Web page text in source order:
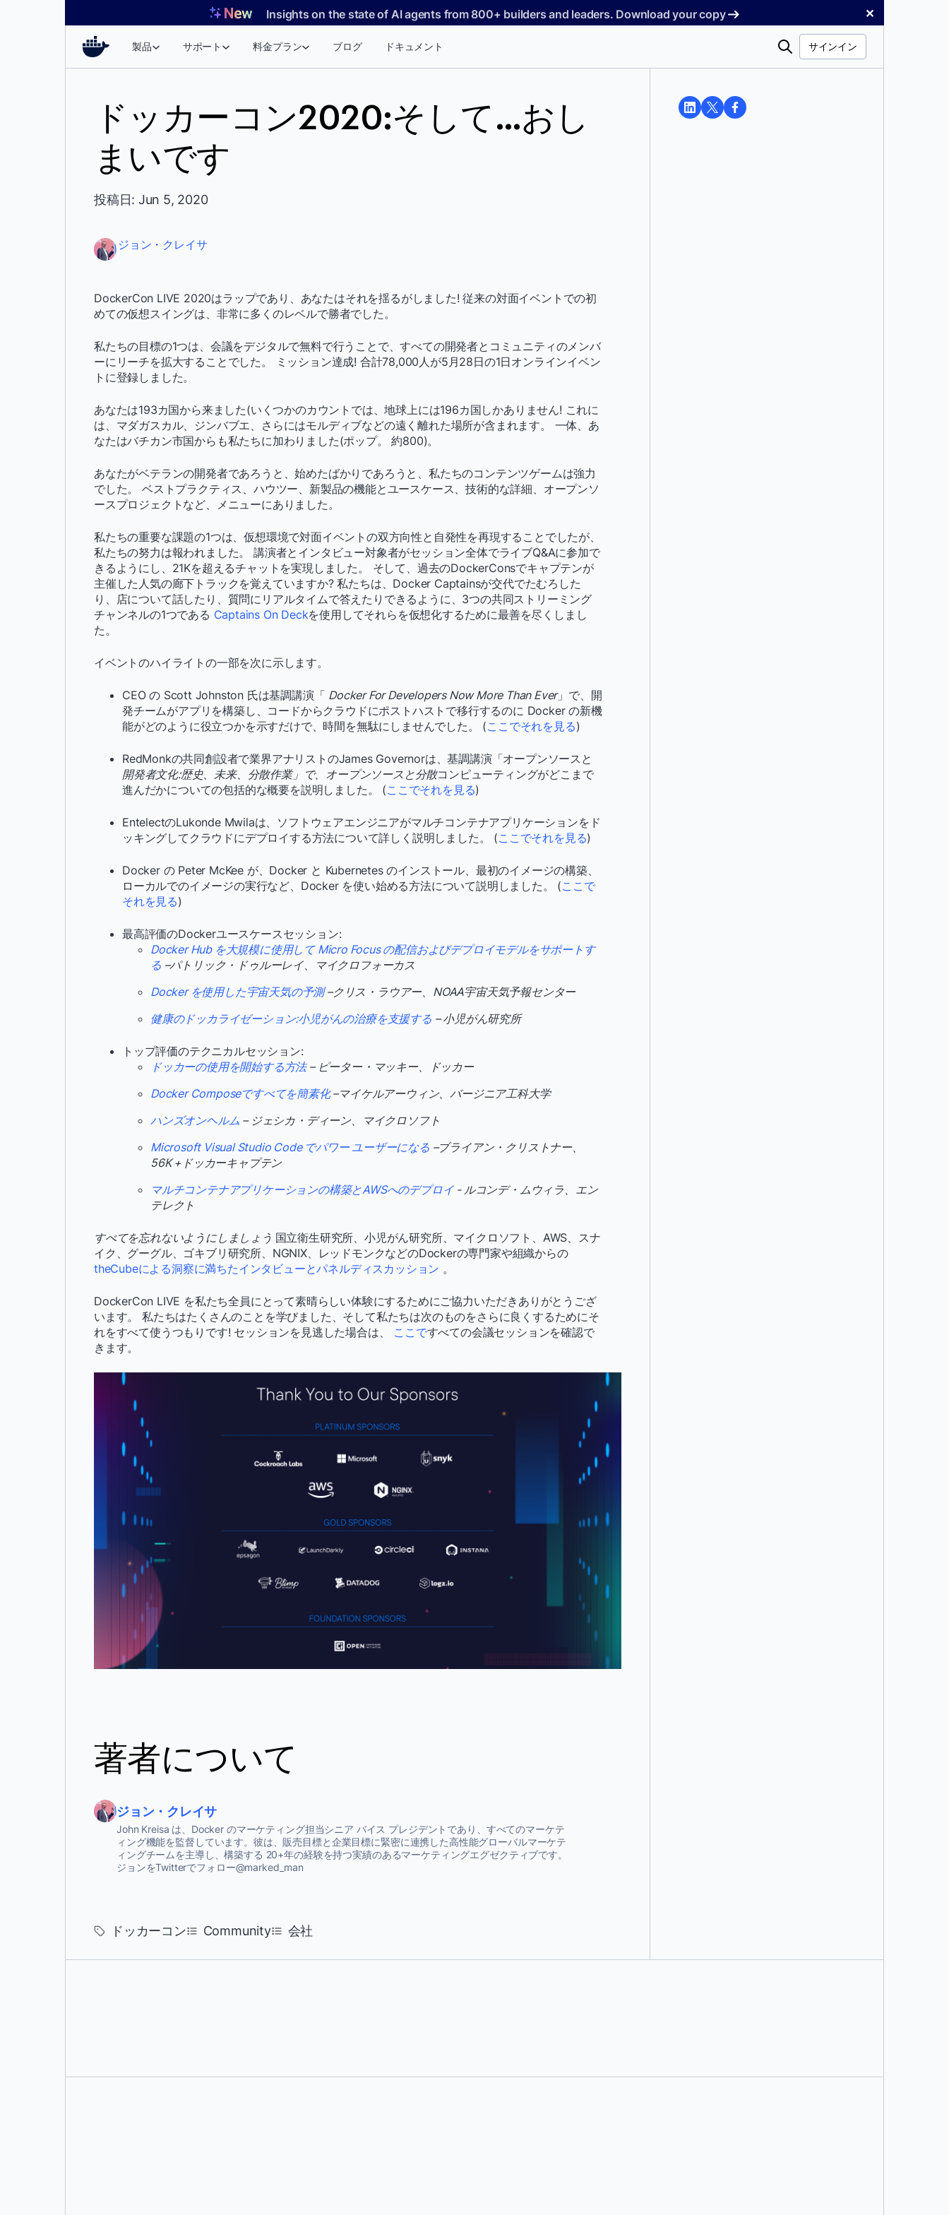
Insights on the state of AI agents from 800+ builders and leaders. Download your copy ✕
製品 サポート 料金プラン ブログ ドキュメント
検
サインイン
ドッカーコン2020:そして...おし
まいです
投稿日: Jun 5, 2020
ジョン・クレイサ
DockerCon LIVE 2020はラップであり、あなたはそれを揺るがしました! 従来の対面イベントでの初
めての仮想スイングは、非常に多くのレベルで勝者でした。
私たちの目標の1つは、会議をデジタルで無料で行うことで、すべての開発者とコミュニティのメンバ
ーにリーチを拡大することでした。 ミッション達成! 合計78,000人が5月28日の1日オンラインイベン
トに登録しました。
あなたは193カ国から来ました(いくつかのカウントでは、地球上には196カ国しかありません! これに
は、マダガスカル、ジンバブエ、さらにはモルディブなどの遠く離れた場所が含まれます。 一体、あ
なたはバチカン市国からも私たちに加わりました(ポップ。 約800)。
あなたがベテランの開発者であろうと、始めたばかりであろうと、私たちのコンテンツゲームは強力
でした。 ベストプラクティス、ハウツー、新製品の機能とユースケース、技術的な詳細、オープンソ
ースプロジェクトなど、メニューにありました。
私たちの重要な課題の1つは、仮想環境で対面イベントの双方向性と自発性を再現することでしたが、
私たちの努力は報われました。 講演者とインタビュー対象者がセッション全体でライブQ&Aに参加で
きるようにし、21Kを超えるチャットを実現しました。 そして、過去のDockerConsでキャプテンが
主催した人気の廊下トラックを覚えていますか? 私たちは、Docker Captainsが交代でたむろした
り、店について話したり、質問にリアルタイムで答えたりできるように、3つの共同ストリーミング
チャンネルの1つである Captains On Deckを使用してそれらを仮想化するために最善を尽くしまし
た。
イベントのハイライトの一部を次に示します。
CEO の Scott Johnston 氏は基調講演「 Docker For Developers Now More Than Ever」で、開
発チームがアプリを構築し、コードからクラウドにポストハストで移行するのに Docker の新機
能がどのように役立つかを示すだけで、時間を無駄にしませんでした。 (ここでそれを見る)
RedMonkの共同創設者で業界アナリストのJames Governorは、基調講演「オープンソースと
開発者文化:歴史、未来、分散作業」で、オープンソースと分散コンピューティングがどこまで
進んだかについての包括的な概要を説明しました。 (ここでそれを見る)
EntelectのLukonde Mwilaは、ソフトウェアエンジニアがマルチコンテナアプリケーションをド
ッキングしてクラウドにデプロイする方法について詳しく説明しました。 (ここでそれを見る)
Docker の Peter McKee が、Docker と Kubernetes のインストール、最初のイメージの構築、
ローカルでのイメージの実行など、Docker を使い始める方法について説明しました。 (ここで
それを見る)
最高評価のDockerユースケースセッション:
Docker Hub を大規模に使用して Micro Focus の配信およびデプロイモデルをサポートす
る –パトリック・ドゥルーレイ、マイクロフォーカス
Docker を使用した宇宙天気の予測–クリス・ラウアー、NOAA宇宙天気予報センター
健康のドッカライゼーション:小児がんの治療を支援する – 小児がん研究所
トップ評価のテクニカルセッション:
ドッカーの使用を開始する方法– ピーター・マッキー、ドッカー
Docker Composeですべてを簡素化–マイケルアーウィン、バージニア工科大学
ハンズオンヘルム – ジェシカ・ディーン、マイクロソフト
Microsoft Visual Studio Code でパワー ユーザーになる –ブライアン・クリストナー、
56K +ドッカーキャプテン
マルチコンテナアプリケーションの構築とAWSへのデプロイ- ルコンデ・ムウィラ、エン
テレクト
すべてを忘れないようにしましょう 国立衛生研究所、小児がん研究所、マイクロソフト、AWS、スナ
イク、グーグル、ゴキブリ研究所、NGNIX、レッドモンクなどのDockerの専門家や組織からの
theCubeによる洞察に満ちたインタビューとパネルディスカッション 。
DockerCon LIVE を私たち全員にとって素晴らしい体験にするためにご協力いただきありがとうござ
います。 私たちはたくさんのことを学びました、そして私たちは次のものをさらに良くするためにそ
れをすべて使うつもりです! セッションを見逃した場合は、 ここですべての会議セッションを確認で
きます。
著者について
ジョン・クレイサ
John Kreisa は、Docker のマーケティング担当シニア バイス プレジデントであり、すべてのマーケテ
ィング機能を監督しています。彼は、販売目標と企業目標に緊密に連携した高性能グローバルマーケテ
ィングチームを主導し、構築する 20+年の経験を持つ実績のあるマーケティングエグゼクティブです。
ジョンをTwitterでフォロー@marked_man
ドッカーコン Community 会社